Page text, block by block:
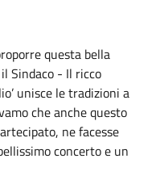
questa bella
Sindaco - Il ricco
unisce le tradizioni a
che anche questo
ne facesse
concerto e un